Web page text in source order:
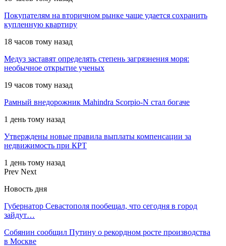
Покупателям на вторичном рынке чаще удается сохранить
купленную квартиру
18 часов тому назад
Медуз заставят определять степень загрязнения моря:
необычное открытие ученых
19 часов тому назад
Рамный внедорожник Mahindra Scorpio-N стал богаче
1 день тому назад
Утверждены новые правила выплаты компенсации за
недвижимость при КРТ
1 день тому назад
Prev Next
Новость дня
Губернатор Севастополя пообещал, что сегодня в город
зайдут…
Собянин сообщил Путину о рекордном росте производства
в Москве